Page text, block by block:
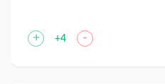
+ +4 -